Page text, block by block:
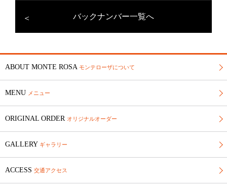
バックナンバー一覧へ
ABOUT MONTE ROSA モンテローザについて
MENU メニュー
ORIGINAL ORDER オリジナルオーダー
GALLERY ギャラリー
ACCESS 交通アクセス